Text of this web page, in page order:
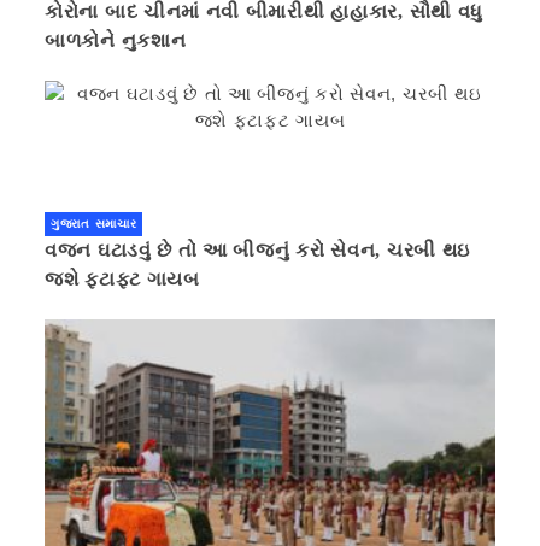
કોરોના બાદ ચીનમાં નવી બીમારીથી હાહાકાર, સૌથી વધુ
બાળકોને નુકશાન
ગુજરાત સમાચાર
વજન ઘટાડવું છે તો આ બીજનું કરો સેવન, ચરબી થઇ
જશે ફટાફટ ગાયબ